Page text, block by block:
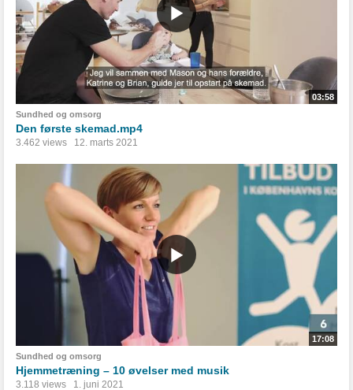
03:58
Sundhed og omsorg
Den første skemad.mp4
3.462 views 12. marts 2021
17:08
Sundhed og omsorg
Hjemmetræning – 10 øvelser med musik
3.118 views 1. juni 2021